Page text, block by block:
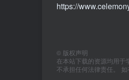
https://
© 版权声明
在本站下载的资源均用于
不承担任何法律责任。